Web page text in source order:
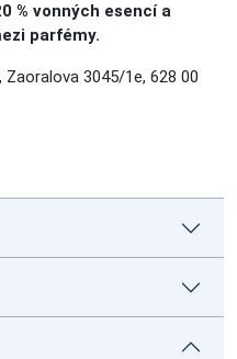
% vonných esencí a
parfémy.
Zaoralova 3045/1e, 628 00